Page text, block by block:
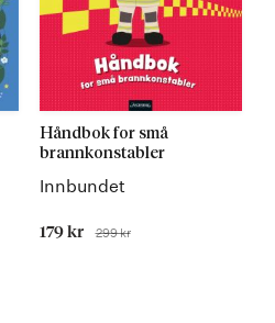
Håndbok for små
brannkonstabler
Innbundet
Tilbudspris
179 kr Før
299 kr